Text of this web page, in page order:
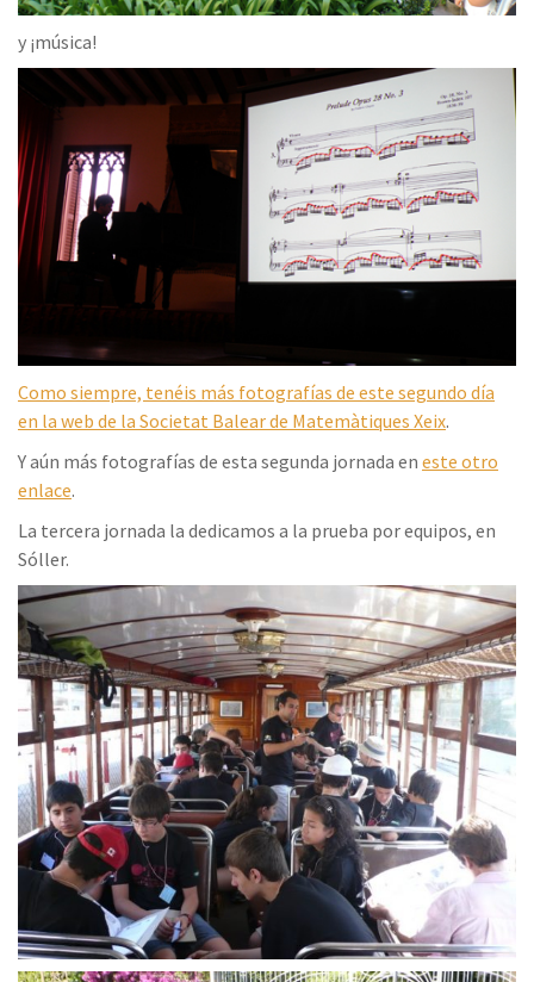
y ¡música!
Como siempre, tenéis más fotografías de este segundo día
en la web de la Societat Balear de Matemàtiques Xeix.
Y aún más fotografías de esta segunda jornada en este otro
enlace.
La tercera jornada la dedicamos a la prueba por equipos, en
Sóller.